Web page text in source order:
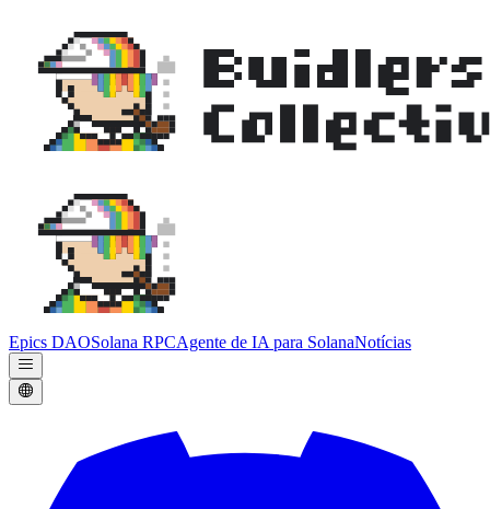
Epics DAOSolana RPCAgente de IA para SolanaNotícias